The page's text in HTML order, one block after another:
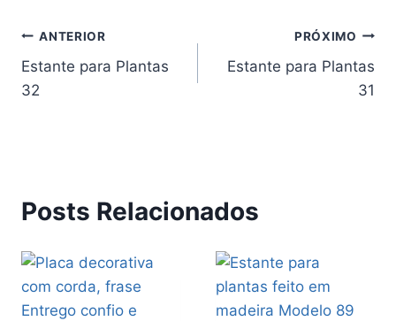
Navegação
de
ANTERIOR
Estante para Plantas
32
PRÓXIMO
Estante para Plantas
31
Posts Relacionados